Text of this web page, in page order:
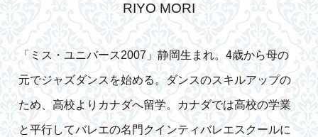
RIYO MORI
「ミス・ユニバース2007」静岡生まれ。4歳から母の
元でジャズダンスを始める。ダンスのスキルアップの
ため、高校よりカナダへ留学。カナダでは高校の学業
と平行してバレエの名門クインティバレエスクールに